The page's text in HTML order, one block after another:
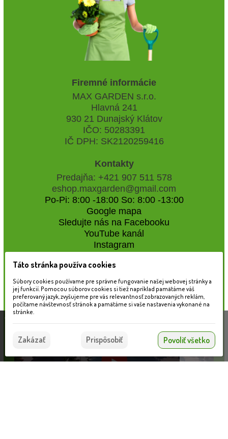
Firemné informácie
MAX GARDEN s.r.o.
Hlavná 241
930 21 Dunajský Klátov
IČO: 50283391
IČ DPH: SK2120259416
Kontakty
Predajňa: +421 907 511 578
eshop.maxgarden@gmail.com
Po-Pi: 8:00 -18:00 So: 8:00 -13:00
Google mapa
Sledujte nás na Facebooku
YouTube kanál
Instagram
Naše záhradné centrum
Táto stránka používa súbory cookies, ktoré nám
pomáhajú poskytovať služby. Používaním našich
služieb vyjadrujete súhlas s používaním súborov
Súhlasím
Táto stránka používa cookies
Súbory cookies používame pre správne fungovanie našej webovej stránky a
jej funkcií. Pomocou súborov cookies si tiež napríklad pamätáme váš
preferovaný jazyk, zvyšujeme pre vás relevantnosť zobrazovaných reklám,
počítame návštevnosť stránok a pamätáme si vaše nastavenia vykonané na
stránke.
Zakázať Prispôsobiť Povoliť všetko